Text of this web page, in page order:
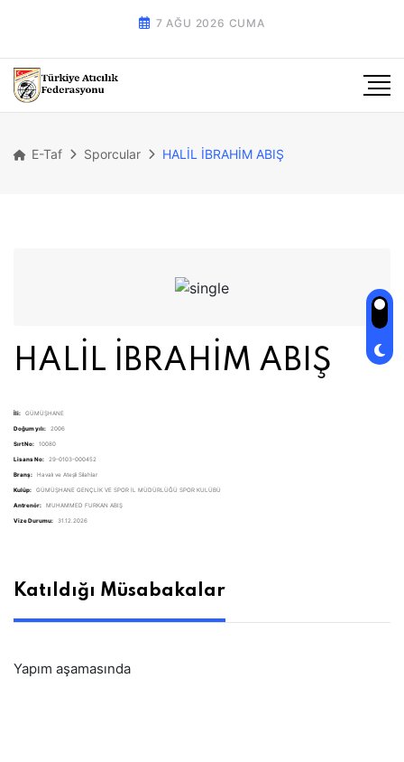
7 AĞU 2026 CUMA
E-Taf Sporcular HALİL İBRAHİM ABIŞ
HALİL İBRAHİM ABIŞ
İli: GÜMÜŞHANE
Doğum yılı: 2006
Sırt No: 10080
Lisans No: 29-0103-000452
Branş: Havalı ve Ateşli Silahlar
Kulüp: GÜMÜŞHANE GENÇLİK VE SPOR İL MÜDÜRLÜĞÜ SPOR KULÜBÜ
Antrenör: MUHAMMED FURKAN ABIŞ
Vize Durumu: 31.12.2026
Katıldığı Müsabakalar
Yapım aşamasında